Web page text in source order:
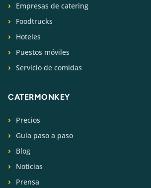
Empresas de catering
Foodtrucks
Hoteles
Puestos móviles
Servicio de comidas
CATERMONKEY
Precios
Guía paso a paso
Blog
Noticias
Prensa